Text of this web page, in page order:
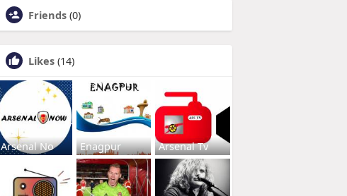
Friends (0)
Likes (14)
Arsenal No Enagpur Arsenal Tv